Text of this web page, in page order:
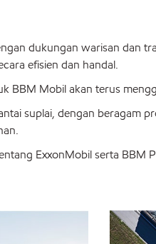
dukungan warisan dan
efisien dan handal.
BBM Mobil akan terus
suplai, dengan beragam
ExxonMobil serta BBM